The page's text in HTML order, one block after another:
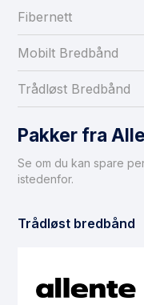
Fibernett
Mobilt Bredbånd
Trådløst Bredbånd
Pakker fra
Se om du kan spare
istedenfor.
Trådløst bredbånd